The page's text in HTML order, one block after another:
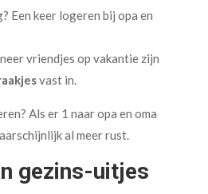
Een keer logeren bij opa en
vriendjes op vakantie zijn
vast in.
Als er 1 naar opa en oma
al meer rust.
gezins-uitjes